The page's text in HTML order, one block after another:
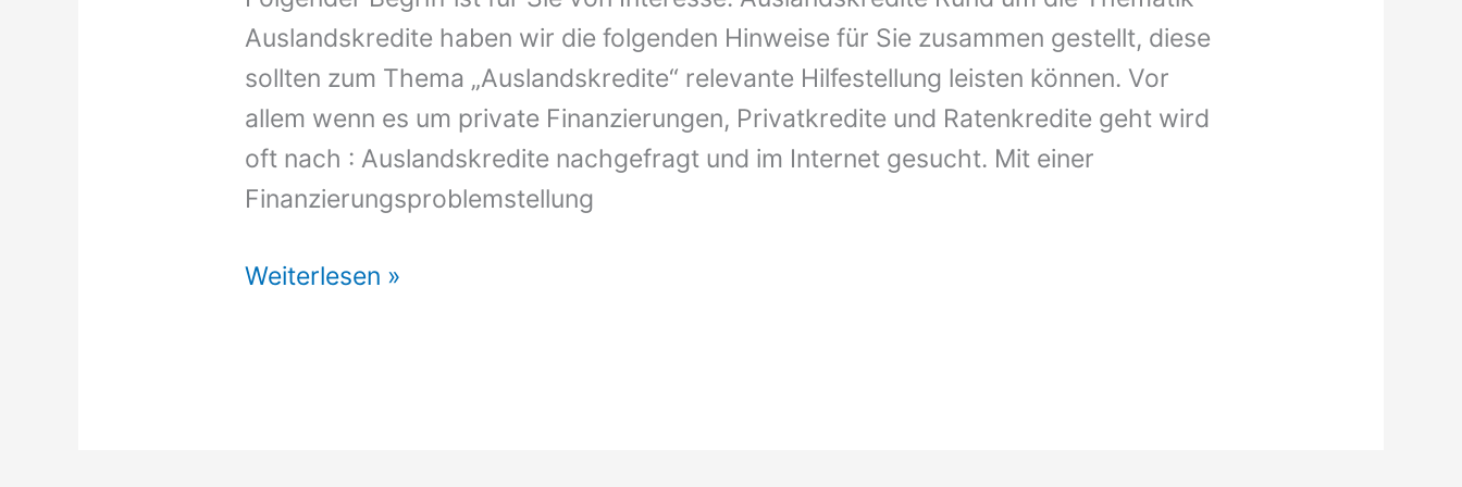
Auslandskredite haben wir die folgenden Hinweise für Sie zusammen gestellt, diese
sollten zum Thema „Auslandskredite“ relevante Hilfestellung leisten können. Vor
allem wenn es um private Finanzierungen, Privatkredite und Ratenkredite geht wird
oft nach : Auslandskredite nachgefragt und im Internet gesucht. Mit einer
Finanzierungsproblemstellung
Auslandskredite
Weiterlesen »